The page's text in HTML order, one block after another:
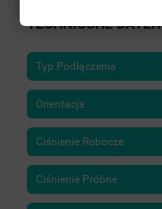
TECHNISCHE DATEN
Typ Podłączenia
Orientacja
Ciśnienie Robocze
Ciśnienie Próbne